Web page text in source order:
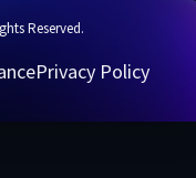
Reserved.
Privacy Policy